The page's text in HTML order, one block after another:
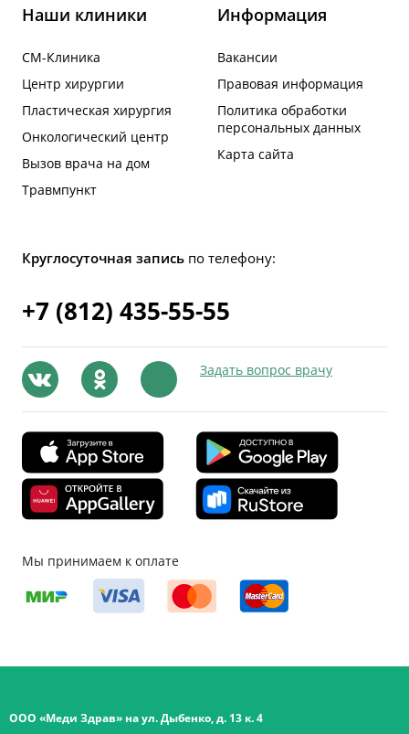
Наши клиники
СМ-Клиника
Центр хирургии
Пластическая хирургия
Онкологический центр
Вызов врача на дом
Травмпункт
Информация
Вакансии
Правовая информация
Политика обработки
персональных данных
Карта сайта
Круглосуточная запись по телефону:
+7 (812) 435-55-55
Задать вопрос врачу
Мы принимаем к оплате
ООО «Меди Здрав» на ул. Дыбенко, д. 13 к. 4